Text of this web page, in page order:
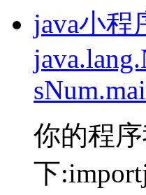
java小程
你的程
下